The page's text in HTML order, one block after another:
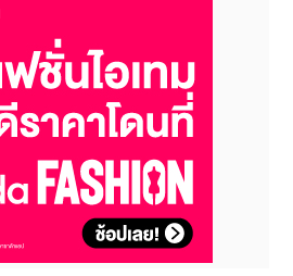
ร ซี" (
อีเลฟเว่น ทุกสาขาทั่วประเทศ
ะทางออนไลน์ที่ALL ONLINE บน
มูลเพิ่มเติมได้ที่เว็บไซต์
FB : B Shine, และ Line :
รวัตถุดิบคุณภาพดี เกรดพรีเมียม
วนการผลิตมาตรฐานสูง ทุก
ากกระทรวงสาธารณสุขไทย เรา
าน 15 ปี เพื่อส่งมอบสิ่งดีๆ ให้ทุก